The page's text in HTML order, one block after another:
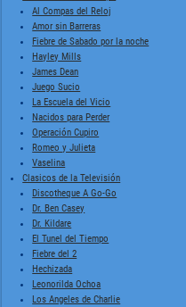
Al Compas del Reloj
Amor sin Barreras
Fiebre de Sabado por la noche
Hayley Mills
James Dean
Juego Sucio
La Escuela del Vicio
Nacidos para Perder
Operación Cupiro
Romeo y Julieta
Vaselina
Clasicos de la Televisión
Discotheque A Go-Go
Dr. Ben Casey
Dr. Kildare
El Tunel del Tiempo
Fiebre del 2
Hechizada
Leonorilda Ochoa
Los Angeles de Charlie